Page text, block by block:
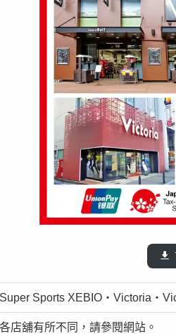
Super Sports XEBIO・Victoria・
各店舖有所不同，請參閱網站。